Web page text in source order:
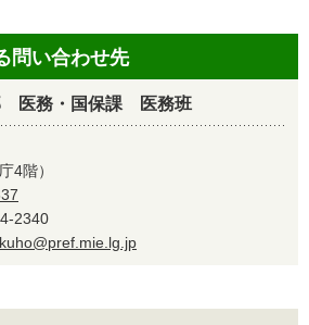
問い合わせ先
医務・国保課 医務班
4階）
2340